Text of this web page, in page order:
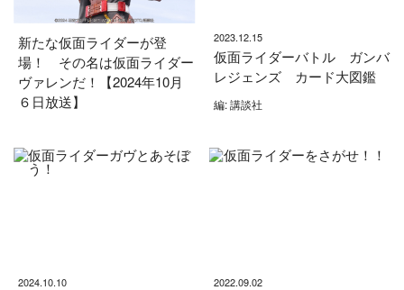
新たな仮面ライダーが登
場！ その名は仮面ライダー
ヴァレンだ！【2024年10月
６日放送】
2023.12.15
仮面ライダーバトル ガンバ
レジェンズ カード大図鑑
編: 講談社
2024.10.10 2022.09.02